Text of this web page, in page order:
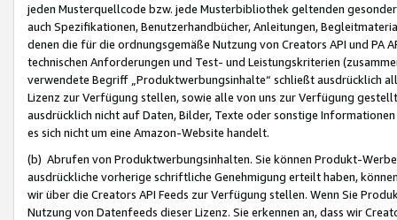
jeden Musterquellcode bzw. jede Musterbibliothek geltenden
auch Spezifikationen, Benutzerhandbücher, Anleitungen,
denen die für die ordnungsgemäße Nutzung von Creators API und PA
technischen Anforderungen und Test- und Leistungskriterien
verwendete Begriff „Produktwerbungsinhalte“ schließt ausdrücklich
Lizenz zur Verfügung stellen, sowie alle von uns zur Verfügung
ausdrücklich nicht auf Daten, Bilder, Texte oder sonstige
es sich nicht um eine Amazon-Website handelt.
(b) Abrufen von Produktwerbungsinhalten. Sie können Produkt-
ausdrückliche vorherige schriftliche Genehmigung erteilt haben,
wir über die Creators API Feeds zur Verfügung stellen. Wenn Sie
Nutzung von Datenfeeds dieser Lizenz. Sie erkennen an, dass wir